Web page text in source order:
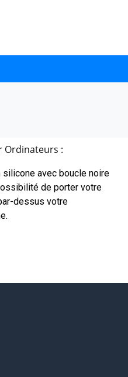
Ordinateurs :
avec boucle noire
de porter votre
dessus votre